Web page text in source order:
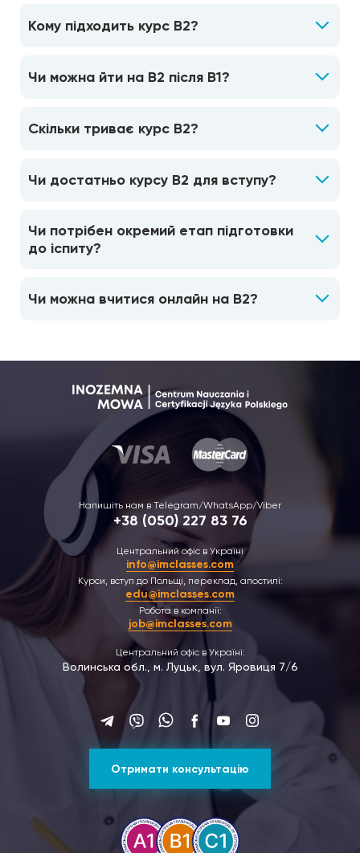
Кому підходить курс B2?
Чи можна йти на B2 після B1?
Скільки триває курс B2?
Чи достатньо курсу B2 для вступу?
Чи потрібен окремий етап підготовки
до іспиту?
Чи можна вчитися онлайн на B2?
Напишіть нам в Telegram/WhatsApp/Viber
+38 (050) 227 83 76
Центральний офіс в Україні
info@imclasses.com
Курси, вступ до Польщі, переклад, апостилі:
edu@imclasses.com
Робота в компанії:
job@imclasses.com
Центральний офіс в Україні:
Волинська обл., м. Луцьк, вул. Яровиця 7/6
Отримати консультацію